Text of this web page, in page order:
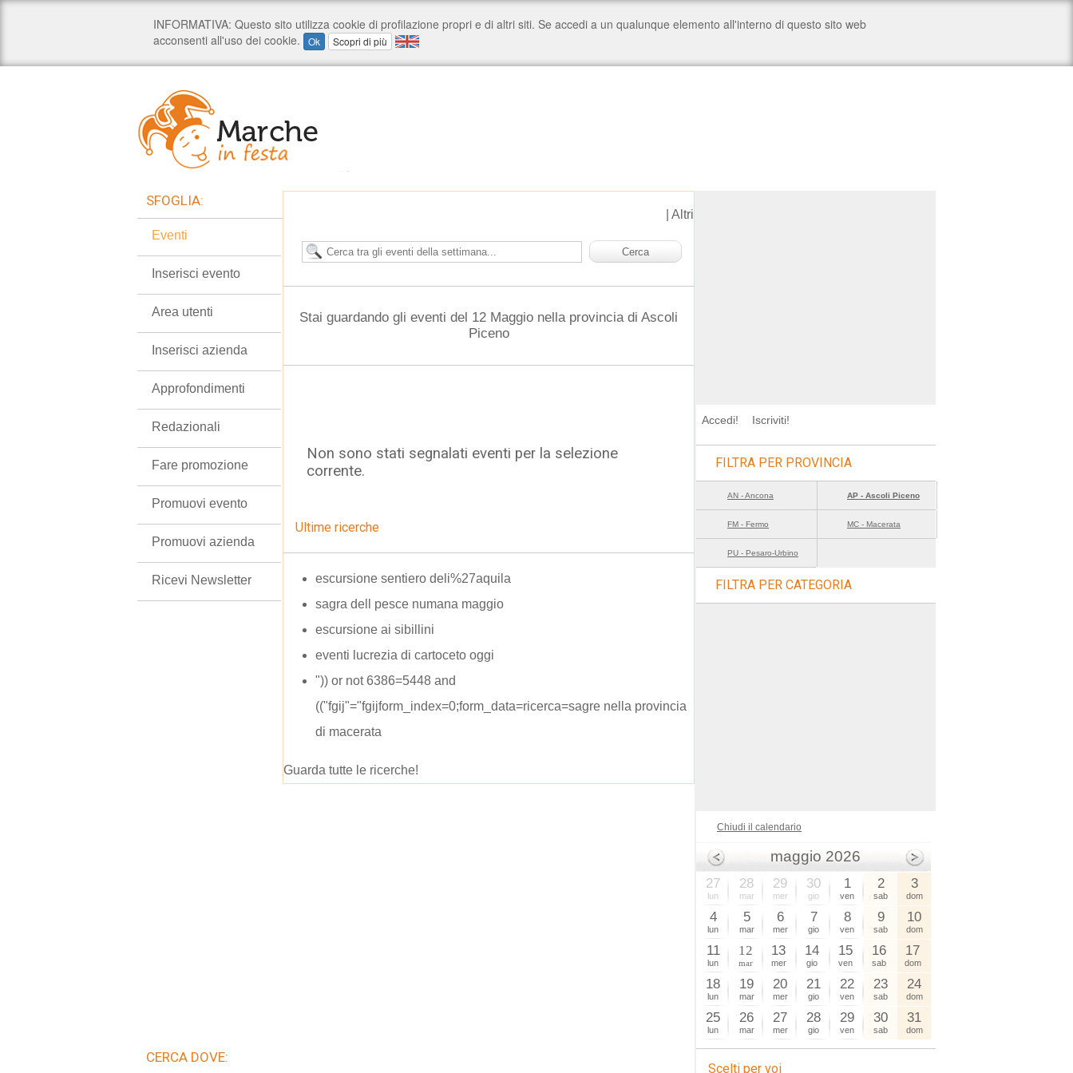
Altri
Stai guardando gli eventi del 12 Maggio nella provincia di Ascoli
Piceno
Non sono stati segnalati eventi per la selezione
corrente.
Ultime ricerche
escursione sentiero deli%27aquila
sagra dell pesce numana maggio
escursione ai sibillini
eventi lucrezia di cartoceto oggi
")) or not 6386=5448 and
(("fgij"="fgijform_index=0;form_data=ricerca=sagre nella provincia
di macerata
Guarda tutte le ricerche!
SFOGLIA:
Eventi
Inserisci evento
Area utenti
Inserisci azienda
Approfondimenti
Redazionali
Fare promozione
Promuovi evento
Promuovi azienda
Ricevi Newsletter
CERCA DOVE:
Accedi! Iscriviti!
FILTRA PER PROVINCIA
AN - Ancona AP - Ascoli Piceno
FM - Fermo MC - Macerata
PU - Pesaro-Urbino
FILTRA PER CATEGORIA
Chiudi il calendario
maggio 2026
27
lun
28
mar
29
mer
30
gio
1
ven
2
sab
3
dom
4
lun
5
mar
6
mer
7
gio
8
ven
9
sab
10
dom
11
lun
12
mar
13
mer
14
gio
15
ven
16
sab
17
dom
18
lun
19
mar
20
mer
21
gio
22
ven
23
sab
24
dom
25
lun
26
mar
27
mer
28
gio
29
ven
30
sab
31
dom
Scelti per voi